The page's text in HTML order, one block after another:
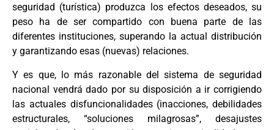
seguridad (turística) produzca los efectos deseados, su
peso ha de ser compartido con buena parte de las
diferentes instituciones, superando la actual distribución
y garantizando esas (nuevas) relaciones.
Y es que, lo más razonable del sistema de seguridad
nacional vendrá dado por su disposición a ir corrigiendo
las actuales disfuncionalidades (inacciones, debilidades
estructurales, “soluciones milagrosas”, desajustes